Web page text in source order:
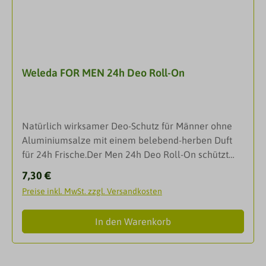
aufsprühen. InhaltsstoffeALCOHOL DENAT. - AQUA /
Weleda FOR MEN 24h Deo Roll-On
Natürlich wirksamer Deo-Schutz für Männer ohne
Aluminiumsalze mit einem belebend-herben Duft
für 24h Frische.Der Men 24h Deo Roll-On schützt
Duft von Vetiver in Kombination mit ätherischen
Ölen der Litsea cubeba belebt und sorgt für ein
angenehmes Frischegefühl. Enthält keine
Aluminiumsalze, welche die Poren verschließen. Die
Regulärer Preis:
7,30 €
Preise inkl. MwSt. zzgl. Versandkosten
In den Warenkorb